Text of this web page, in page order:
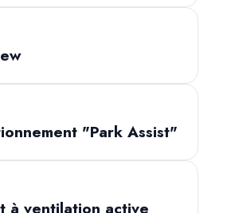
"Park Assist"
à ventilation active